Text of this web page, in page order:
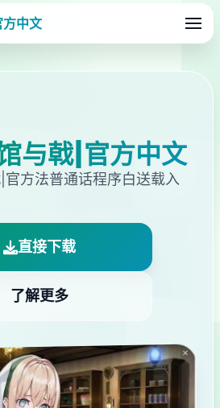
中文
与戟|官方中文
方法普通话程序白送载入
直接下载
了解更多